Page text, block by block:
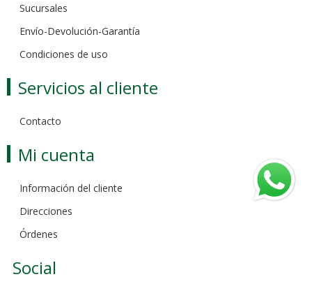
Sucursales
Envío-Devolución-Garantía
Condiciones de uso
Servicios al cliente
Contacto
Mi cuenta
Información del cliente
Direcciones
Órdenes
Social